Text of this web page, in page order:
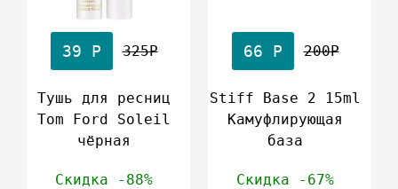
39 Р 325Р
Тушь для ресниц
Tom Ford Soleil
чёрная
Скидка -88%
66 Р 200Р
Stiff Base 2 15ml
Камуфлирующая
база
Скидка -67%